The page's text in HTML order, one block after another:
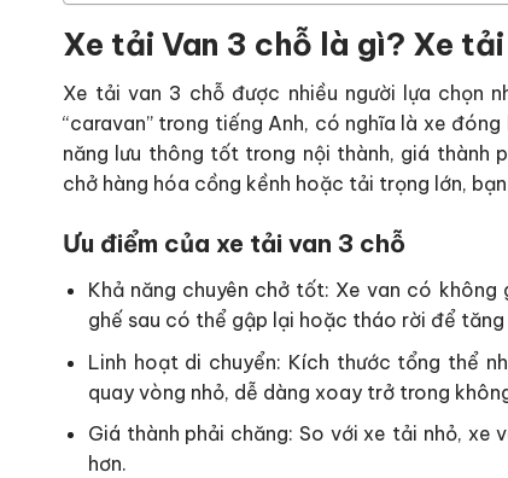
Xe tải Van 3 chỗ là gì? Xe
Xe tải van 3 chỗ được nhiều người lựa chọn
“caravan” trong tiếng Anh, có nghĩa là xe đóng
năng lưu thông tốt trong nội thành, giá thành
chở hàng hóa cồng kềnh hoặc tải trọng lớn,
Ưu điểm của xe tải van 3 chỗ
Khả năng chuyên chở tốt: Xe van có
ghế sau có thể gập lại hoặc tháo rời để
Linh hoạt di chuyển: Kích thước tổng thể
quay vòng nhỏ, dễ dàng xoay trở trong
Giá thành phải chăng: So với xe tải nhỏ, xe
hơn.